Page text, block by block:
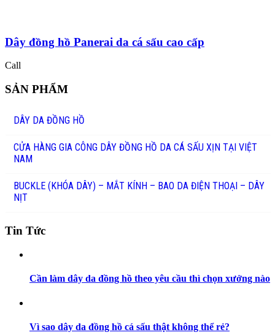
Dây đồng hồ Panerai da cá sấu cao cấp
Call
SẢN PHẨM
DÂY DA ĐỒNG HỒ
CỬA HÀNG GIA CÔNG DÂY ĐỒNG HỒ DA CÁ SẤU XỊN TẠI VIỆT
NAM
BUCKLE (KHÓA DÂY) – MẮT KÍNH – BAO DA ĐIỆN THOẠI – DÂY
NỊT
Tin Tức
Cần làm dây da đồng hồ theo yêu cầu thì chọn xưởng nào
Vì sao dây da đồng hồ cá sấu thật không thể rẻ?